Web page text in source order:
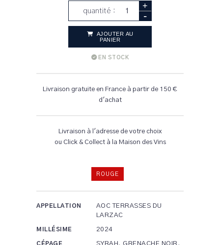
quantité : +
-
AJOUTER AU
PANIER
EN STOCK
Livraison gratuite en France à partir de 150 €
d'achat
Livraison à l'adresse de votre choix
ou Click & Collect à la Maison des Vins
ROUGE
APPELLATION
AOC TERRASSES DU
LARZAC
MILLÉSIME 2024
CÉPAGE
SYRAH, GRENACHE NOIR,